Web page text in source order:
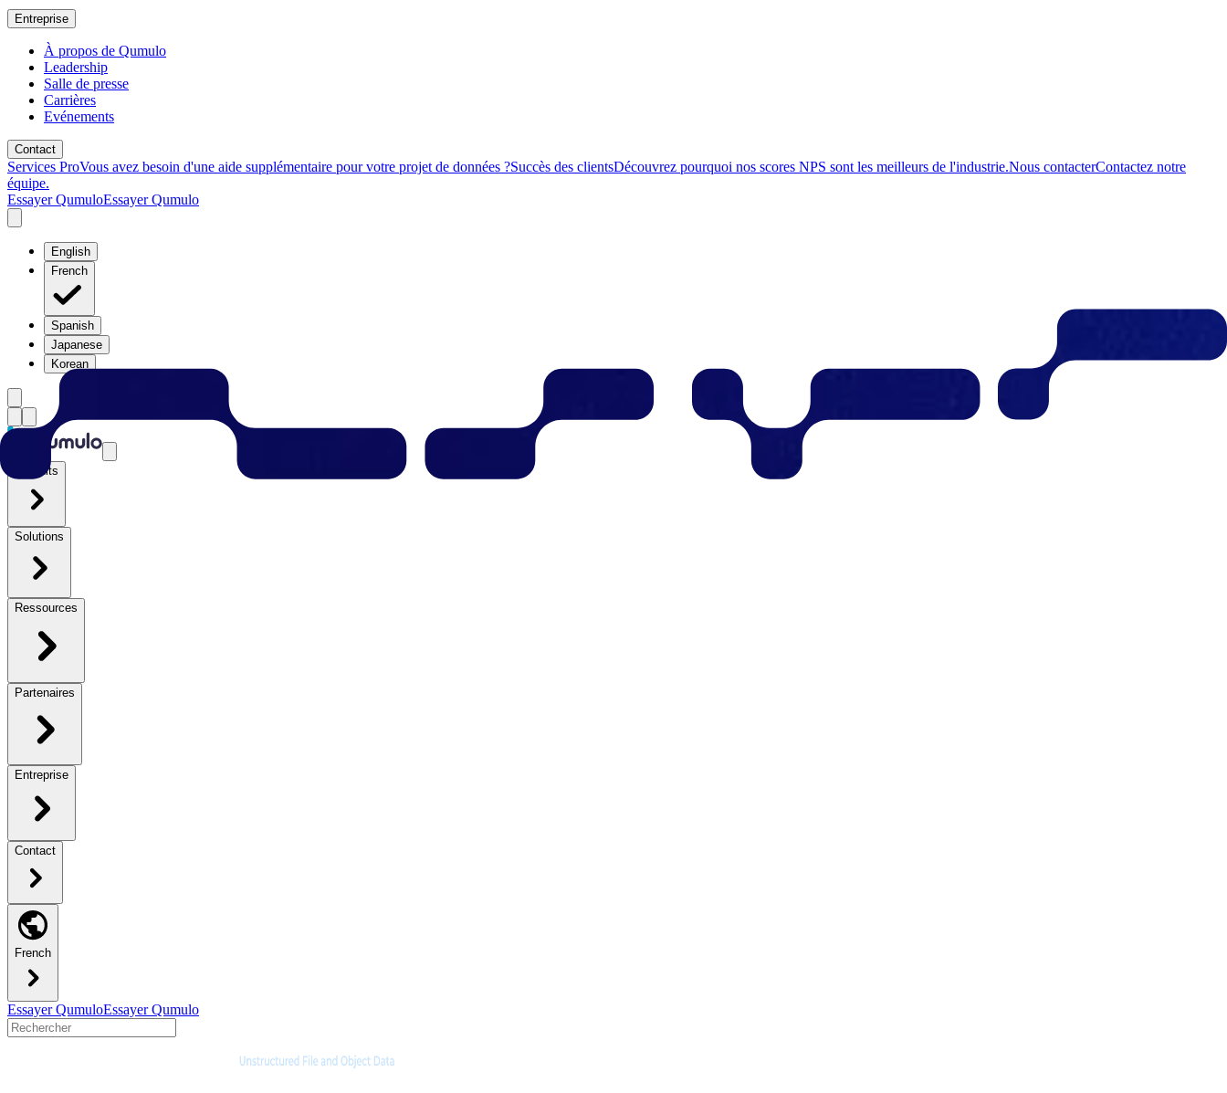
Entreprise
À propos de Qumulo
Leadership
Salle de presse
Carrières
Evénements
Contact
Services ProVous avez besoin d'une aide supplémentaire pour votre projet de données ?Succès des clientsDécouvrez pourquoi nos scores NPS sont les meilleurs de l'industrie.Nous contacterContactez notre
équipe.
Essayer QumuloEssayer Qumulo
English
French
Spanish
Japanese
Korean
Produits
Solutions
Ressources
Partenaires
Entreprise
Contact
French
Essayer QumuloEssayer Qumulo